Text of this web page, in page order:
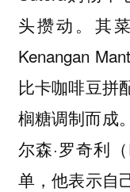
头攒动。其
Kenangan
比卡咖啡豆拼
榈糖调制而成
尔森·罗奇利
单，他表示自